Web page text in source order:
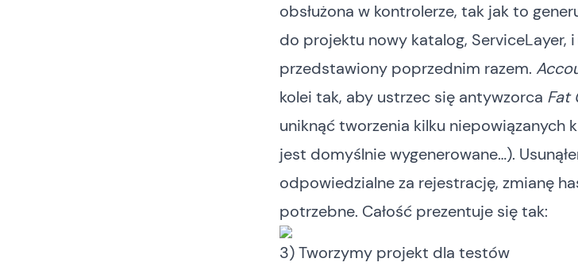
obsłużona w kontrolerze, tak jak to
do projektu nowy katalog, ServiceLayer,
przedstawiony poprzednim razem.
kolei tak, aby ustrzec się antywzorca Fat
uniknąć tworzenia kilku niepowiązanych
jest domyślnie wygenerowane…).
odpowiedzialne za rejestrację, zmianę
potrzebne. Całość prezentuje się tak:
3) Tworzymy projekt dla testów